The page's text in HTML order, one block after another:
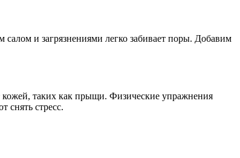
и загрязнениями легко забивает поры. Добавим
кожей, таких как прыщи. Физические упражнения
снять стресс.